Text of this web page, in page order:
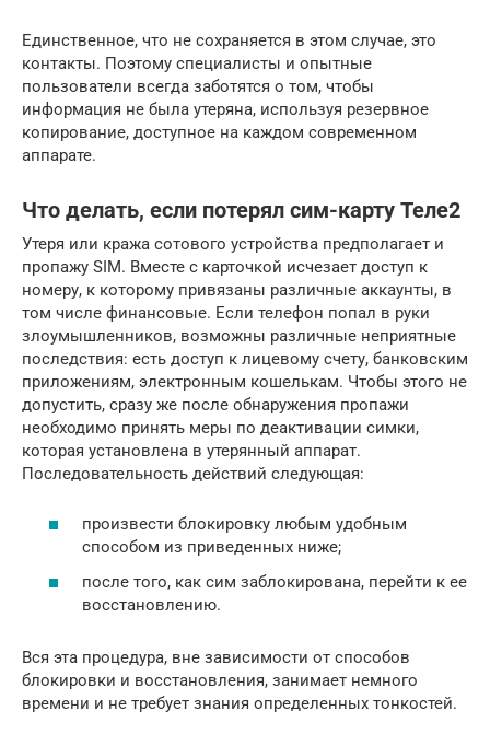
Единственное, что не сохраняется в этом случае, это
контакты. Поэтому специалисты и опытные
пользователи всегда заботятся о том, чтобы
информация не была утеряна, используя резервное
копирование, доступное на каждом современном
аппарате.
Что делать, если потерял сим-карту Теле2
Утеря или кража сотового устройства предполагает и
пропажу SIM. Вместе с карточкой исчезает доступ к
номеру, к которому привязаны различные аккаунты, в
том числе финансовые. Если телефон попал в руки
злоумышленников, возможны различные неприятные
последствия: есть доступ к лицевому счету, банковским
приложениям, электронным кошелькам. Чтобы этого не
допустить, сразу же после обнаружения пропажи
необходимо принять меры по деактивации симки,
которая установлена в утерянный аппарат.
Последовательность действий следующая:
произвести блокировку любым удобным
способом из приведенных ниже;
после того, как сим заблокирована, перейти к ее
восстановлению.
Вся эта процедура, вне зависимости от способов
блокировки и восстановления, занимает немного
времени и не требует знания определенных тонкостей.